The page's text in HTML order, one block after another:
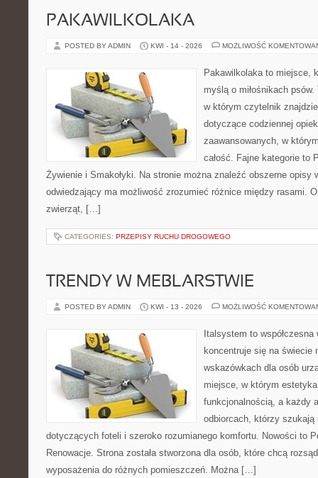
PAKAWILKOLAKA
POSTED BY ADMIN KWI - 14 - 2026 MOŻLIWOŚĆ
Pakawilkolaka to miejsce,
myślą o miłośnikach
w którym czytelnik
dotyczące codziennej
zaawansowanych, w
całość. Fajne kategorie to
Żywienie i Smakołyki. Na stronie można znaleźć obszerne opisy
odwiedzający ma możliwość zrozumieć różnice między rasami.
zwierząt, […]
CATEGORIES: PRZEPISY RUCHU DROGOWEGO
TRENDY W MEBLARSTWIE
POSTED BY ADMIN KWI - 13 - 2026 MOŻLIWOŚĆ
Italsystem to
koncentruje się na świecie
wskazówkach dla osób
miejsce, w którym
funkcjonalnością, a każdy
odbiorcach, którzy szukają
dotyczących foteli i szeroko rozumianego komfortu. Nowości to
Renowacje. Strona została stworzona dla osób, które chcą
wyposażenia do różnych pomieszczeń. Można […]